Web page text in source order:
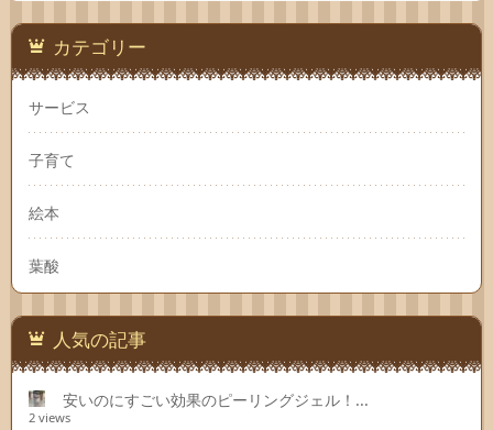
カテゴリー
サービス
子育て
絵本
葉酸
人気の記事
安いのにすごい効果のピーリングジェル！...
2 views